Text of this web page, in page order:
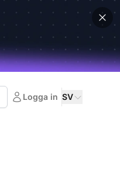
Logga in SV